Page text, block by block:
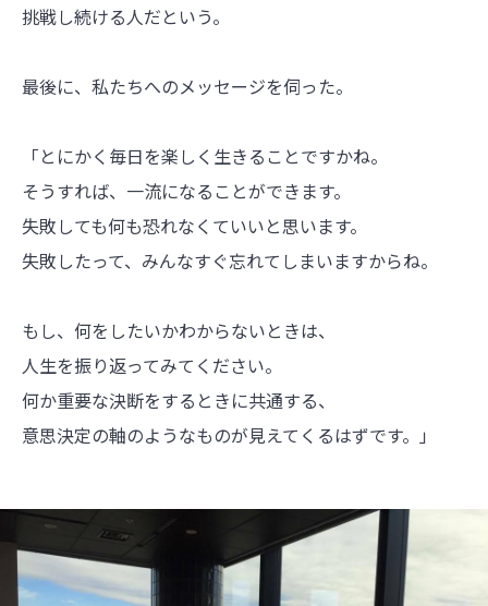
挑戦し続ける人だという。
最後に、私たちへのメッセージを伺った。
「とにかく毎日を楽しく生きることですかね。
そうすれば、一流になることができます。
失敗しても何も恐れなくていいと思います。
失敗したって、みんなすぐ忘れてしまいますからね。
もし、何をしたいかわからないときは、
人生を振り返ってみてください。
何か重要な決断をするときに共通する、
意思決定の軸のようなものが見えてくるはずです。」